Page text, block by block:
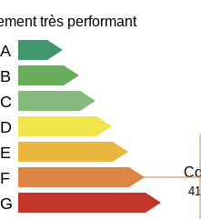
très performant
A
B
C
D
E
F
G